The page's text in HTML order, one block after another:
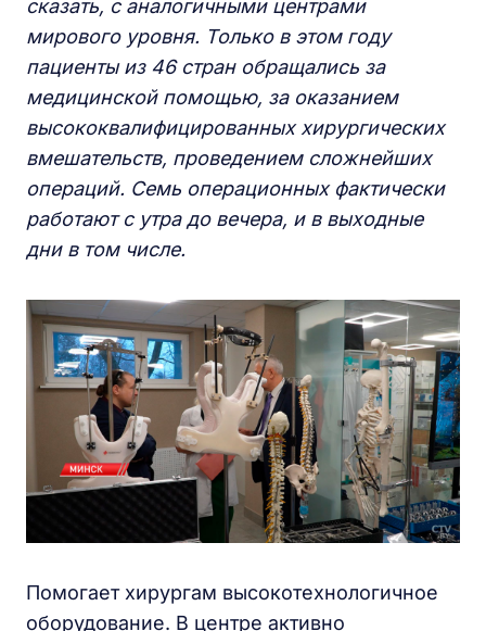
сказать, с аналогичными центрами
мирового уровня. Только в этом году
пациенты из 46 стран обращались за
медицинской помощью, за оказанием
высококвалифицированных хирургических
вмешательств, проведением сложнейших
операций. Семь операционных фактически
работают с утра до вечера, и в выходные
дни в том числе.
Помогает хирургам высокотехнологичное
оборудование. В центре активно